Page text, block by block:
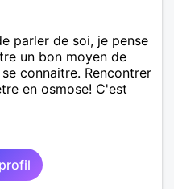
parler de soi, je pense
un bon moyen de
connaitre. Rencontrer
en osmose! C'est